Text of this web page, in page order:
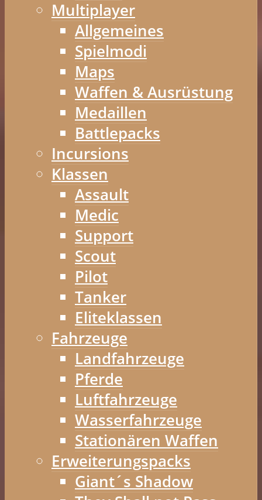
Multiplayer
Allgemeines
Spielmodi
Maps
Waffen & Ausrüstung
Medaillen
Battlepacks
Incursions
Klassen
Assault
Medic
Support
Scout
Pilot
Tanker
Eliteklassen
Fahrzeuge
Landfahrzeuge
Pferde
Luftfahrzeuge
Wasserfahrzeuge
Stationären Waffen
Erweiterungspacks
Giant´s Shadow